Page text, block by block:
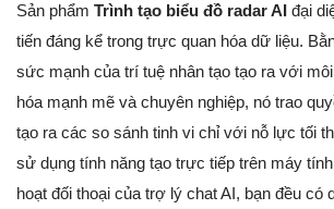
Sản phẩm Trình tạo biểu đồ radar AI đại
tiến đáng kể trong trực quan hóa dữ liệu.
sức mạnh của trí tuệ nhân tạo tạo ra với
hóa mạnh mẽ và chuyên nghiệp, nó trao
tạo ra các so sánh tinh vi chỉ với nỗ lực tối
sử dụng tính năng tạo trực tiếp trên máy
hoạt đối thoại của trợ lý chat AI, bạn đều có